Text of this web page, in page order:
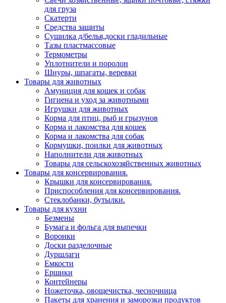
для груза
Скатерти
Средства защиты
Сушилка д/белья,доски гладильные
Тазы пластмассовые
Термометры
Уплотнители и поролон
Шнуры, шпагаты, веревки
Товары для животных
Амуниция для кошек и собак
Гигиена и уход за животными
Игрушки для животных
Корма для птиц, рыб и грызунов
Корма и лакомства для кошек
Корма и лакомства для собак
Кормушки, поилки для животных
Наполнители для животных
Товары для сельскохозяйственных животных
Товары для консервирования.
Крышки для консервирования.
Приспособления для консервирования.
Стеклобанки, бутылки.
Товары для кухни
Безмены
Бумага и фольга для выпечки
Воронки
Доски разделочные
Дуршлаги
Емкости
Ершики
Контейнеры
Ножеточка, овощечистка, чесночница
Пакеты для хранения и заморозки продуктов